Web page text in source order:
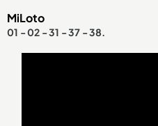
MiLoto
01 - 02 - 31 - 37 - 38.